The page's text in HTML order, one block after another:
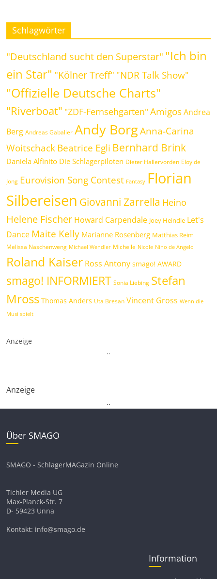
Schlagwörter
"Deutschland sucht den Superstar" "Ich bin
ein Star" "Kölner Treff" "NDR Talk Show"
"Offizielle Deutsche Charts"
"Riverboat" "ZDF-Fernsehgarten" Amigos Andrea
Berg Andreas Gabalier Andy Borg Anna-Carina
WoitschackBeatrice Egli Bernhard Brink
Daniela Alfinito Die Schlagerpiloten Dieter Hallervorden Eloy de
Jong Eurovision Song Contest Fantasy Florian
Silbereisen Giovanni Zarrella Heino
Helene Fischer Howard Carpendale Joey Heindle Let's
Dance Maite Kelly Marianne Rosenberg Matthias Reim
Melissa Naschenweng Michael Wendler Michelle Nicole Nino de Angelo
Roland Kaiser Ross Antony smago! AWARD
smago! INFORMIERT Sonia Liebing Stefan
Mross Thomas Anders Uta Bresan Vincent Gross Wenn die
Musi spielt
Anzeige
..
Anzeige
..
Über SMAGO
SMAGO - SchlagerMAGazin Online
Tichler Media UG
Max-Planck-Str. 7
D- 59423 Unna
Kontakt: info@smago.de
Information